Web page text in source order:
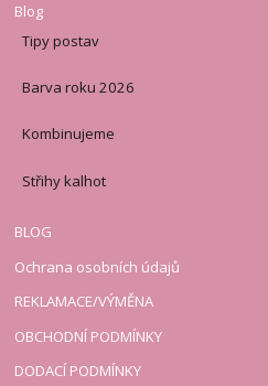
Blog
Tipy postav
Barva roku 2026
Kombinujeme
Střihy kalhot
BLOG
Ochrana osobních údajů
REKLAMACE/VÝMĚNA
OBCHODNÍ PODMÍNKY
DODACÍ PODMÍNKY